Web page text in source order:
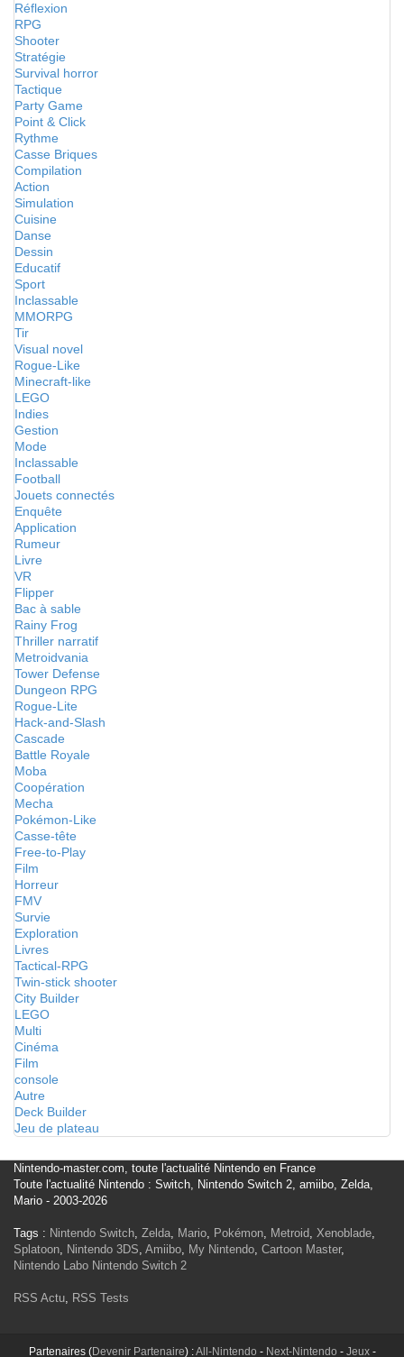
Réflexion
RPG
Shooter
Stratégie
Survival horror
Tactique
Party Game
Point & Click
Rythme
Casse Briques
Compilation
Action
Simulation
Cuisine
Danse
Dessin
Educatif
Sport
Inclassable
MMORPG
Tir
Visual novel
Rogue-Like
Minecraft-like
LEGO
Indies
Gestion
Mode
Inclassable
Football
Jouets connectés
Enquête
Application
Rumeur
Livre
VR
Flipper
Bac à sable
Rainy Frog
Thriller narratif
Metroidvania
Tower Defense
Dungeon RPG
Rogue-Lite
Hack-and-Slash
Cascade
Battle Royale
Moba
Coopération
Mecha
Pokémon-Like
Casse-tête
Free-to-Play
Film
Horreur
FMV
Survie
Exploration
Livres
Tactical-RPG
Twin-stick shooter
City Builder
LEGO
Multi
Cinéma
Film
console
Autre
Deck Builder
Jeu de plateau
Nintendo-master.com, toute l'actualité Nintendo en France
Toute l'actualité Nintendo : Switch, Nintendo Switch 2, amiibo, Zelda,
Mario - 2003-2026
Tags : Nintendo Switch, Zelda, Mario, Pokémon, Metroid, Xenoblade,
Splatoon, Nintendo 3DS, Amiibo, My Nintendo, Cartoon Master,
Nintendo Labo Nintendo Switch 2
RSS Actu, RSS Tests
Partenaires (Devenir Partenaire) :All-Nintendo - Next-Nintendo - Jeux-